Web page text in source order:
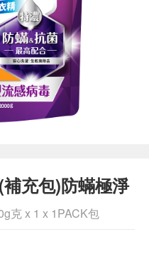
充包)防蟎極淨
克 x 1 x 1PACK包